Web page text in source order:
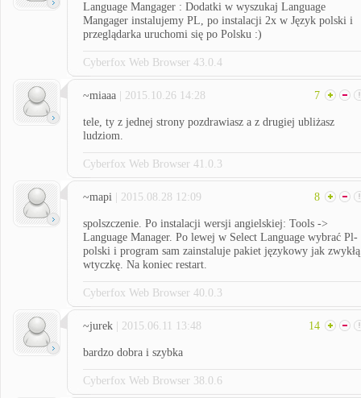
Language Mangager : Dodatki w wyszukaj Language
Mangager instalujemy PL, po instalacji 2x w Język polski i
przeglądarka uruchomi się po Polsku :)
Cyberfox Web Browser 43.0.4
~miaaa | 2015.10.26 14:28 7
tele, ty z jednej strony pozdrawiasz a z drugiej ubliżasz
ludziom.
Cyberfox Web Browser 41.0.3
~mapi | 2015.08.28 12:09 8
spolszczenie. Po instalacji wersji angielskiej: Tools ->
Language Manager. Po lewej w Select Language wybrać Pl-
polski i program sam zainstaluje pakiet językowy jak zwykłą
wtyczkę. Na koniec restart.
Cyberfox Web Browser 40.0.3
~jurek | 2015.06.11 13:48 14
bardzo dobra i szybka
Cyberfox Web Browser 38.0.6